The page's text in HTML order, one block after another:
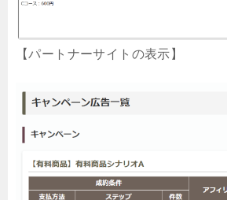
【パートナーサイトの表示】